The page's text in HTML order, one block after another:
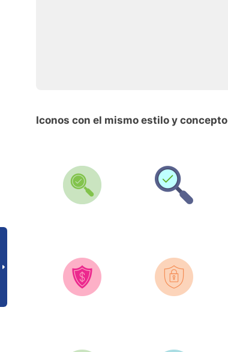
Iconos con el mismo estilo y concepto